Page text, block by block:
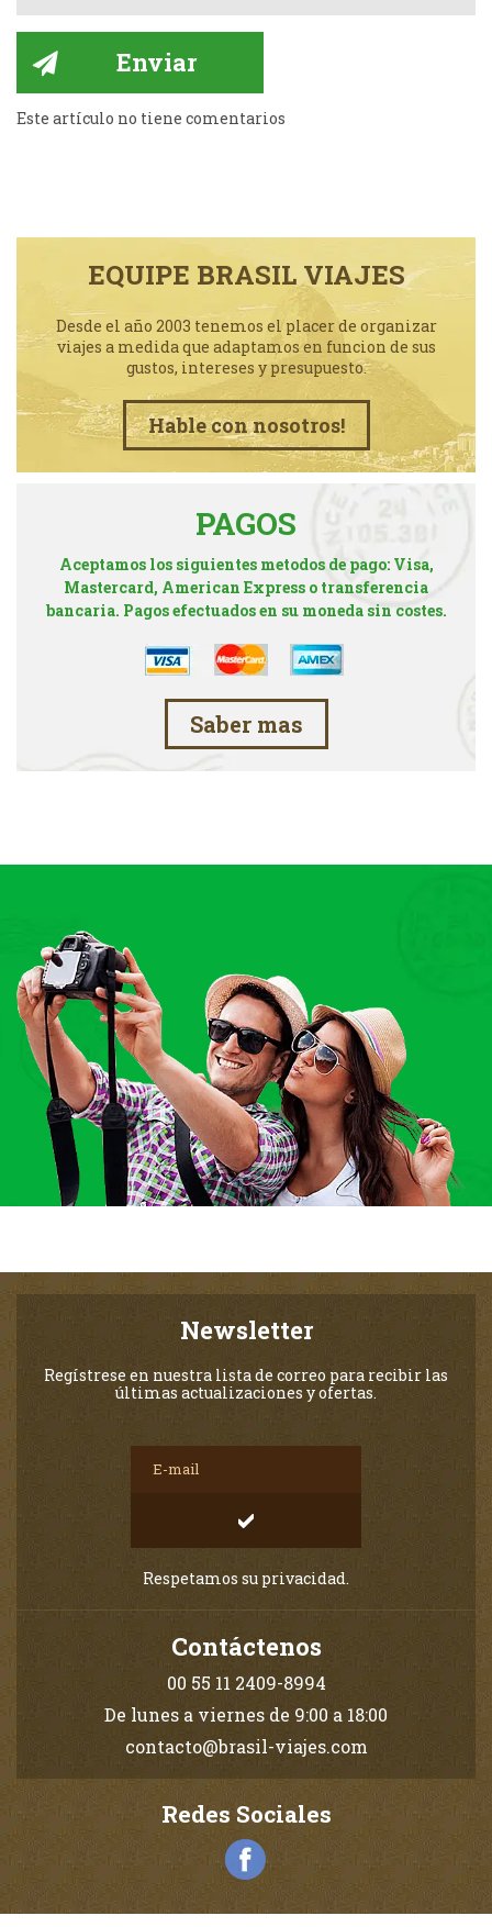
Este artículo no tiene comentarios
EQUIPE BRASIL VIAJES
Desde el año 2003 tenemos el placer de organizar
viajes a medida que adaptamos en funcion de sus
gustos, intereses y presupuesto.
Hable con nosotros!
PAGOS
Aceptamos los siguientes metodos de pago: Visa,
Mastercard, American Express o transferencia
bancaria. Pagos efectuados en su moneda sin costes.
Saber mas
Newsletter
Regístrese en nuestra lista de correo para recibir las
últimas actualizaciones y ofertas.
Respetamos su privacidad.
Contáctenos
00 55 11 2409-8994
De lunes a viernes de 9:00 a 18:00
contacto@brasil-viajes.com
Redes Sociales